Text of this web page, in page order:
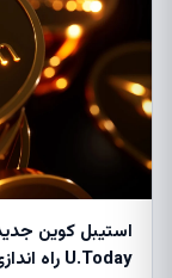
استیبل کوین
U.Today راه اندازی می شود